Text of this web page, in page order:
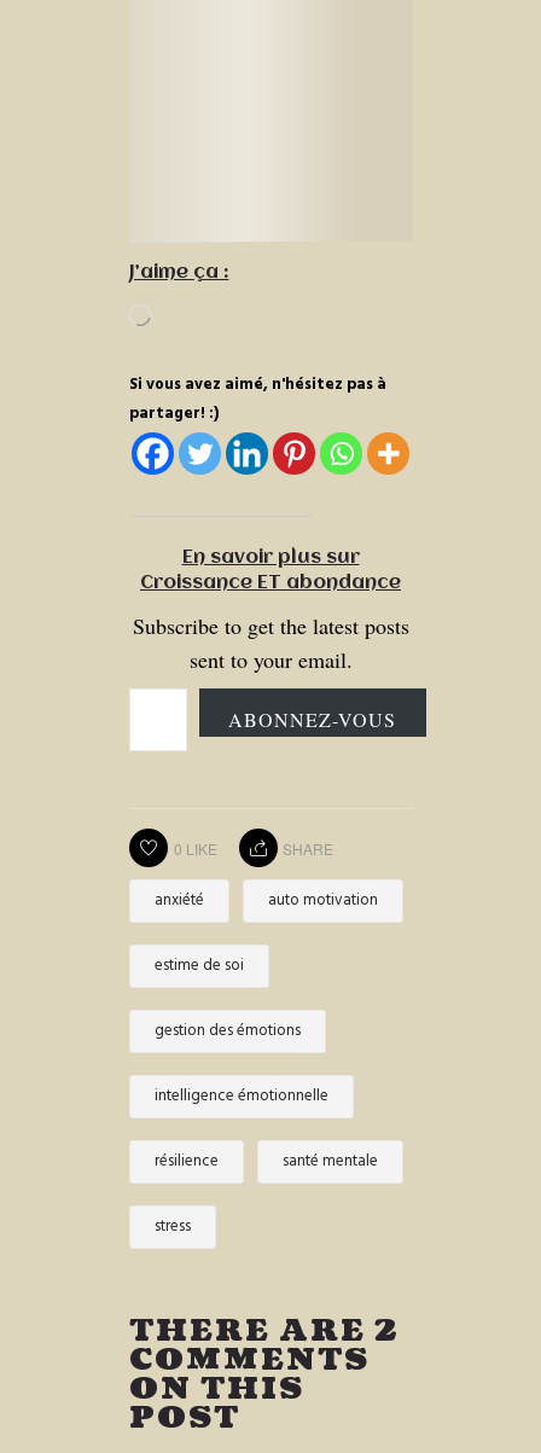
J’aime ça :
Si vous avez aimé, n'hésitez pas à
partager! :)
En savoir plus sur
Croissance ET abondance
Subscribe to get the latest posts
sent to your email.
ABONNEZ-VOUS
0 LIKE SHARE
anxiété auto motivation
estime de soi
gestion des émotions
intelligence émotionnelle
résilience santé mentale
stress
THERE ARE 2
COMMENTS
ON THIS
POST